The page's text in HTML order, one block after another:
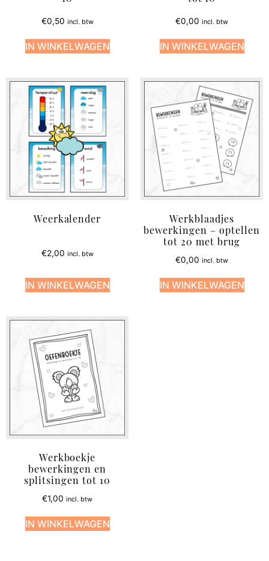
€0,50 incl. btw
IN WINKELWAGEN
€0,00 incl. btw
IN WINKELWAGEN
Weerkalender
€2,00 incl. btw
IN WINKELWAGEN
Werkblaadjes
bewerkingen – optellen
tot 20 met brug
€0,00 incl. btw
IN WINKELWAGEN
Werkboekje
bewerkingen en
splitsingen tot 10
€1,00 incl. btw
IN WINKELWAGEN